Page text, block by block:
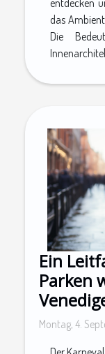
entdecken
das
Die
Ein
Parken
Montag, 4.